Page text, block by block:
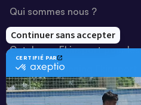
Qui sommes nous ?
Notre savoir-faire
Catalogue Ekinsport pour
Catalogue running Ekinsport
Blog